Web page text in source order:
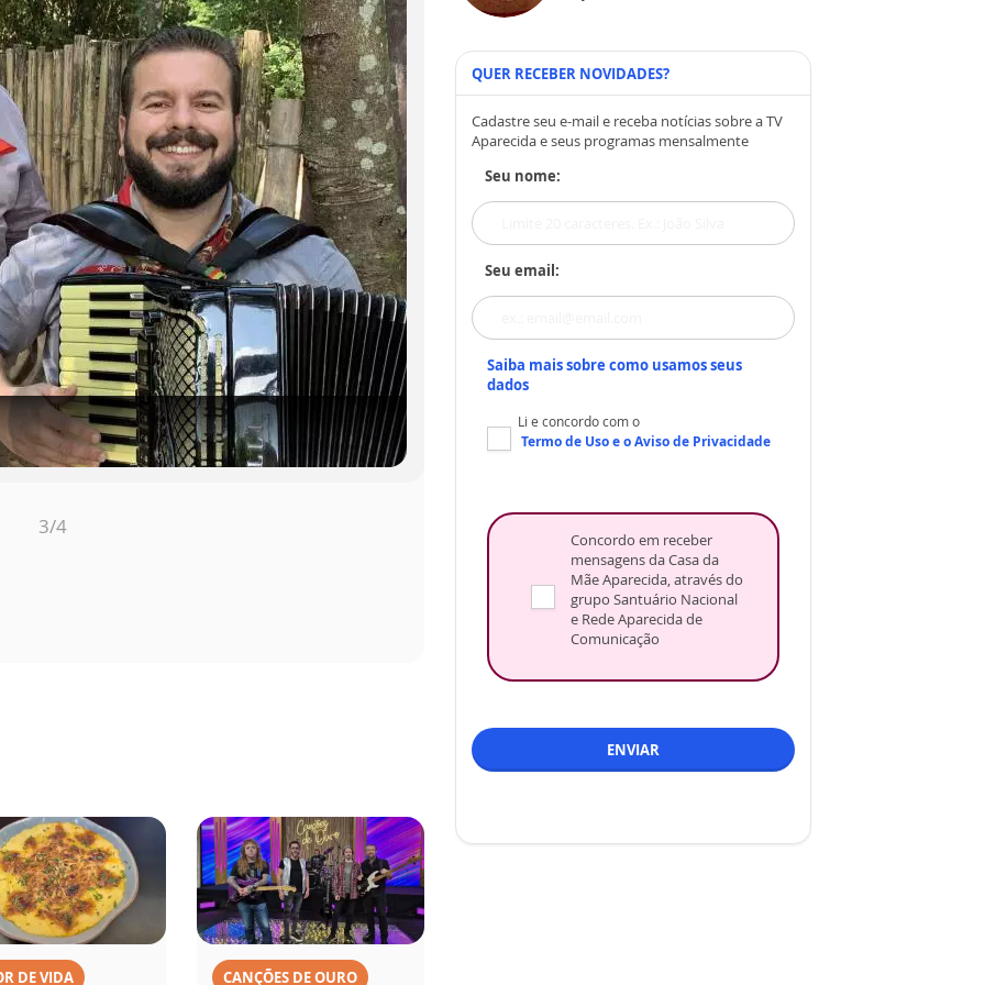
3/4
DE VIDA CANÇÕES DE OURO
QUER RECEBER NOVIDADES?
Cadastre seu e-mail e receba notícias sobre a TV
Aparecida e seus programas mensalmente
Seu nome:
Seu email:
Saiba mais sobre como usamos seus
dados
Li e concordo com o
Termo de Usoe oAviso de Privacidade
Concordo em receber
mensagens da Casa da
Mãe Aparecida, através do
grupo Santuário Nacional
e Rede Aparecida de
Comunicação
ENVIAR